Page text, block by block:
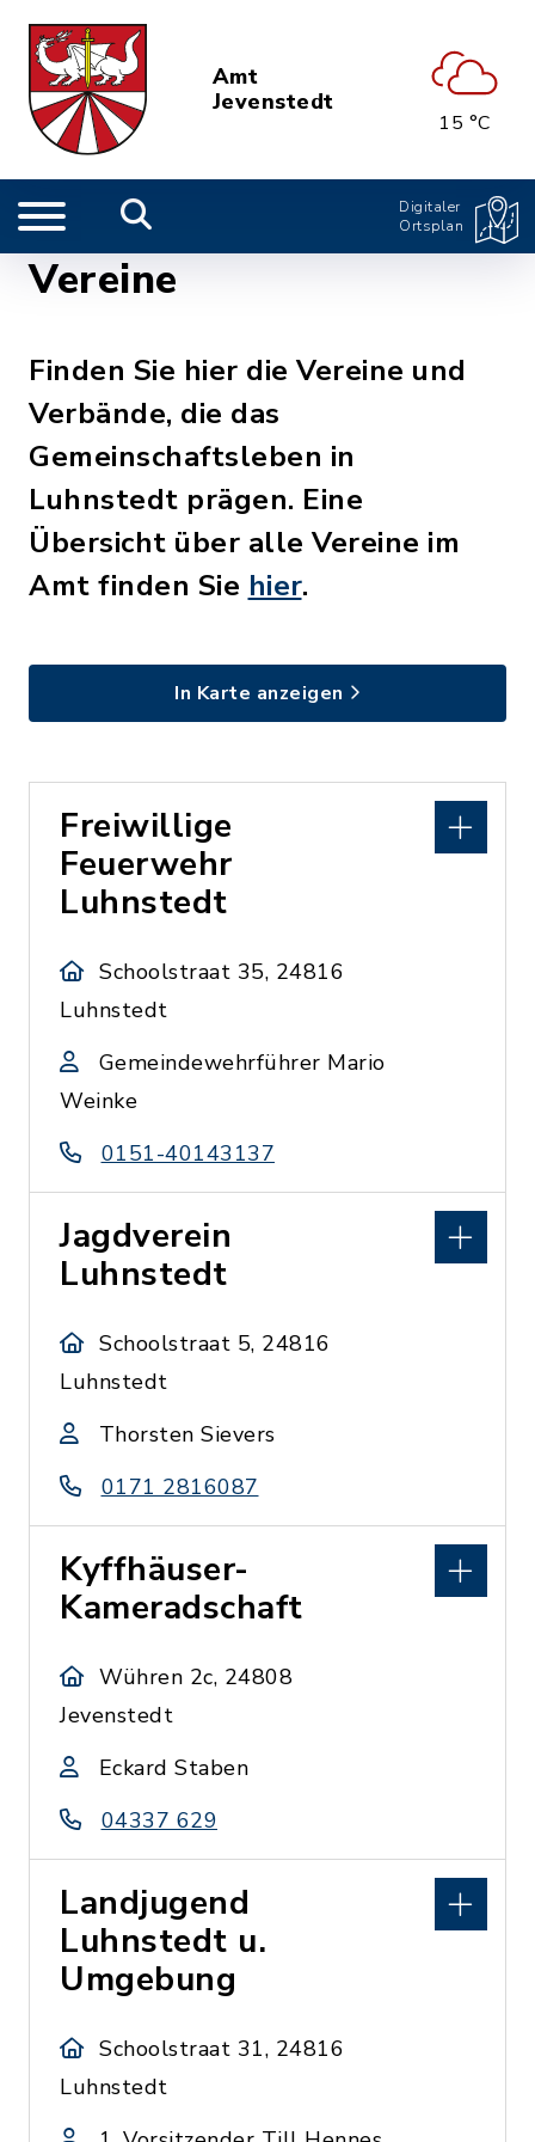
Amt
Jevenstedt
15 °C
Digitaler
Ortsplan
Vereine
Finden Sie hier die Vereine und
Verbände, die das
Gemeinschaftsleben in
Luhnstedt prägen. Eine
Übersicht über alle Vereine im
Amt finden Sie hier.
In Karte anzeigen
Freiwillige
Feuerwehr
Luhnstedt
Schoolstraat 35, 24816
Luhnstedt
Gemeindewehrführer Mario
Weinke
0151-40143137
Jagdverein
Luhnstedt
Schoolstraat 5, 24816
Luhnstedt
Thorsten Sievers
0171 2816087
Kyffhäuser-
Kameradschaft
Wühren 2c, 24808
Jevenstedt
Eckard Staben
04337 629
Landjugend
Luhnstedt u.
Umgebung
Schoolstraat 31, 24816
Luhnstedt